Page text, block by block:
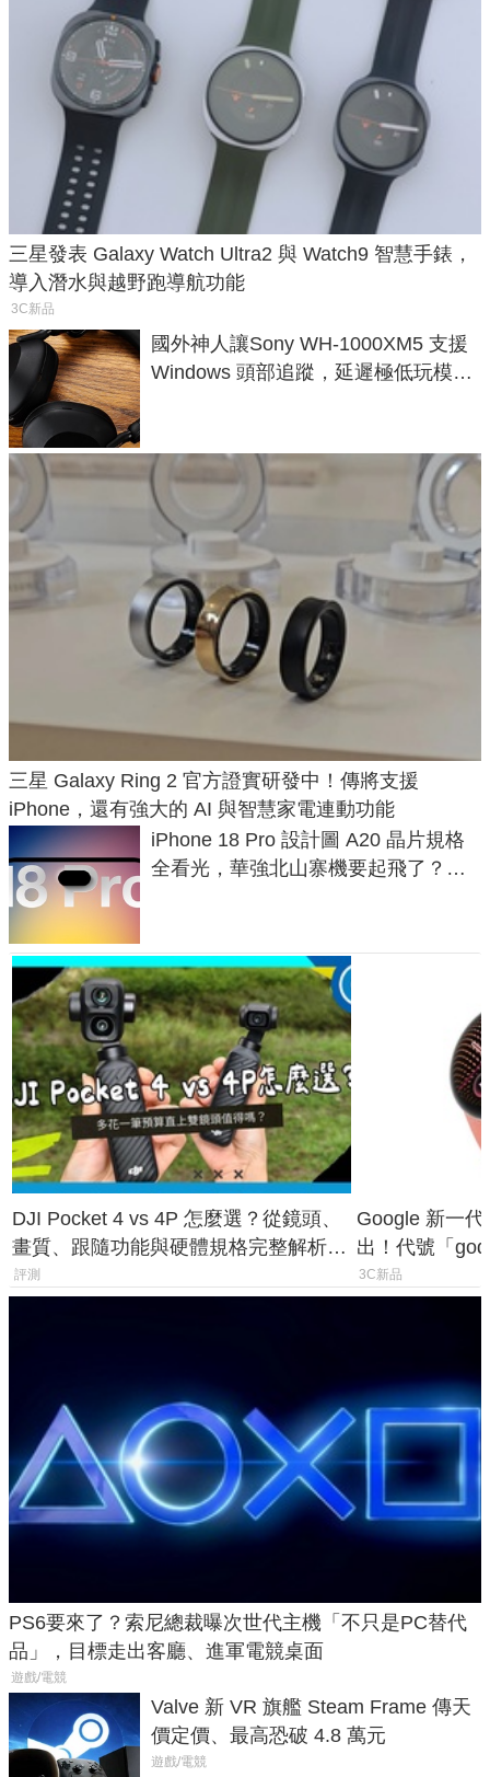
三星發表 Galaxy Watch Ultra2 與 Watch9 智慧手錶，
導入潛水與越野跑導航功能
3C新品
國外神人讓Sony WH-1000XM5 支援
Windows 頭部追蹤，延遲極低玩模擬
三星 Galaxy Ring 2 官方證實研發中！傳將支援
iPhone，還有強大的 AI 與智慧家電連動功能
iPhone 18 Pro 設計圖 A20 晶片規格
全看光，華強北山寨機要起飛了？專
DJI Pocket 4 vs 4P 怎麼選？從鏡頭、
畫質、跟隨功能與硬體規格完整解析，
一次看懂兩台差異
評測
Google 新一
出！代號「
鎖定 AI 應用
3C新品
PS6要來了？索尼總裁曝次世代主機「不只是PC替代
品」，目標走出客廳、進軍電競桌面
遊戲/電競
Valve 新 VR 旗艦 Steam Frame 傳天
價定價、最高恐破 4.8 萬元
遊戲/電競